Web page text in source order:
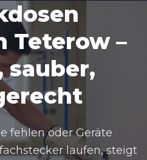
Teterow –
sauber,
fehlen oder Geräte
laufen, steigt